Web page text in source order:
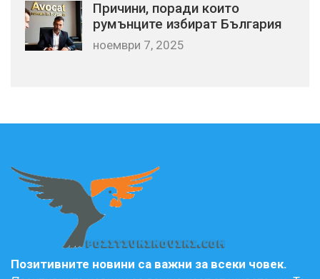
Причини, поради които
румънците избират България
ноември 7, 2025
Позитивните новини са важни за всеки човек.